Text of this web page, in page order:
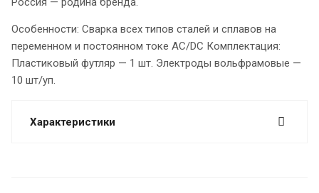
Особенности: Сварка всех типов сталей и сплавов на
переменном и постоянном токе AC/DC Комплектация:
Пластиковый футляр — 1 шт. Электроды вольфрамовые —
10 шт/уп.
Характеристики